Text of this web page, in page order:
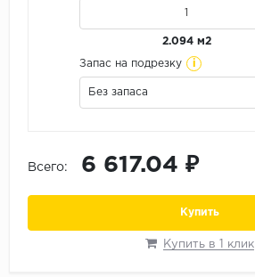
2.094 м2
Запас на подрезку i
Без запаса
Всего: 6 617.04 ₽
Купить
Купить в 1 клик